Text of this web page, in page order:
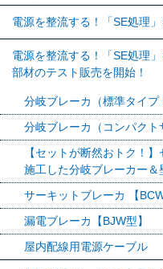
電源を整流する！「SE処理
電源を整流する！「SE処理
部材のテスト販売を開始！
分岐ブレーカ（標準タイプ
分岐ブレーカ（コンパクト
【セットが断然おトク！
施工した分岐ブレーカー＆
サーキットブレーカ 【BCW
漏電ブレーカ【BJW型】
屋内配線用電源ケーブル